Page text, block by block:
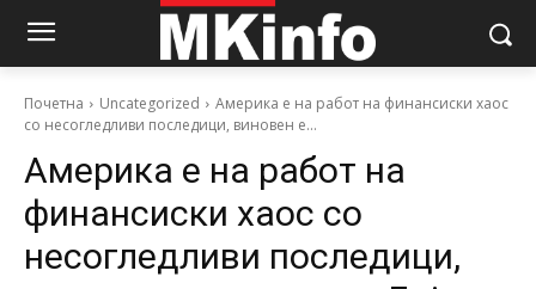
Почетна Uncategorized
Америка е на работ на финансиски хаос
со несогледливи последици, виновен е...
Америка е на работ на
финансиски хаос со
несогледливи последици,